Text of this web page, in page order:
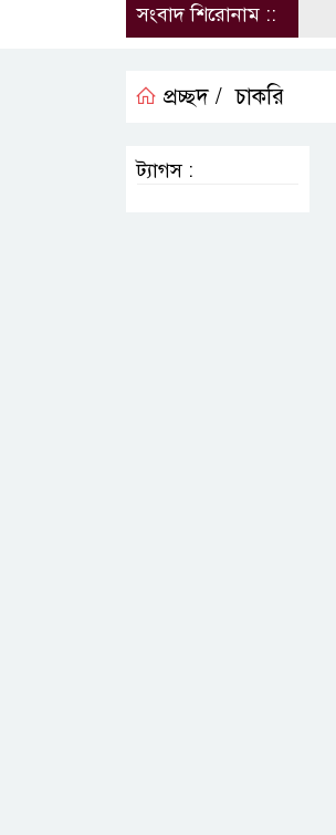
সংবাদ শিরোনাম ::
প্রচ্ছদ / চাকরি
ট্যাগস :